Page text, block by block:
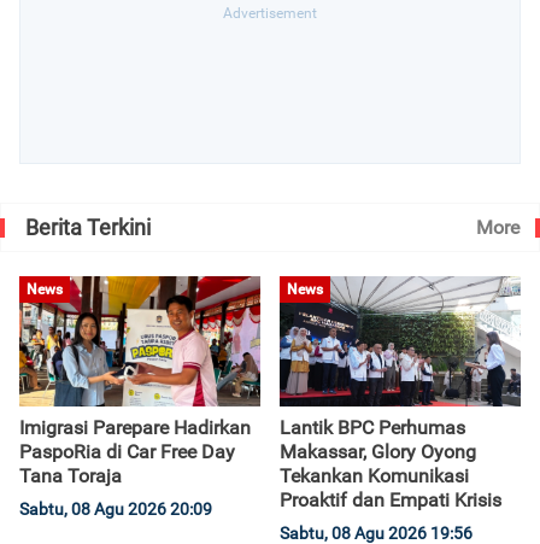
Berita Terkini More
News
Imigrasi Parepare Hadirkan
PaspoRia di Car Free Day
Tana Toraja
Sabtu, 08 Agu 2026 20:09
News
Lantik BPC Perhumas
Makassar, Glory Oyong
Tekankan Komunikasi
Proaktif dan Empati Krisis
Sabtu, 08 Agu 2026 19:56